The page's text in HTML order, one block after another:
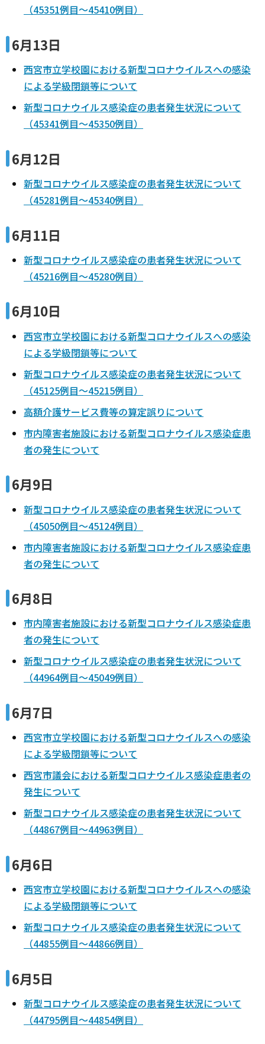
（45351例目～45410例目）
6月13日
西宮市立学校園における新型コロナウイルスへの感染
による学級閉鎖等について
新型コロナウイルス感染症の患者発生状況について
（45341例目～45350例目）
6月12日
新型コロナウイルス感染症の患者発生状況について
（45281例目～45340例目）
6月11日
新型コロナウイルス感染症の患者発生状況について
（45216例目～45280例目）
6月10日
西宮市立学校園における新型コロナウイルスへの感染
による学級閉鎖等について
新型コロナウイルス感染症の患者発生状況について
（45125例目～45215例目）
高額介護サービス費等の算定誤りについて
市内障害者施設における新型コロナウイルス感染症患
者の発生について
6月9日
新型コロナウイルス感染症の患者発生状況について
（45050例目～45124例目）
市内障害者施設における新型コロナウイルス感染症患
者の発生について
6月8日
市内障害者施設における新型コロナウイルス感染症患
者の発生について
新型コロナウイルス感染症の患者発生状況について
（44964例目～45049例目）
6月7日
西宮市立学校園における新型コロナウイルスへの感染
による学級閉鎖等について
西宮市議会における新型コロナウイルス感染症患者の
発生について
新型コロナウイルス感染症の患者発生状況について
（44867例目～44963例目）
6月6日
西宮市立学校園における新型コロナウイルスへの感染
による学級閉鎖等について
新型コロナウイルス感染症の患者発生状況について
（44855例目～44866例目）
6月5日
新型コロナウイルス感染症の患者発生状況について
（44795例目～44854例目）